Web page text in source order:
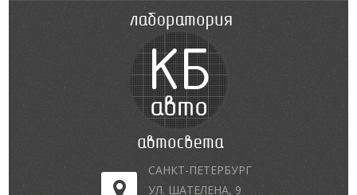
САНКТ-ПЕТЕРБУРГ
УЛ. ШАТЕЛЕНА, 9